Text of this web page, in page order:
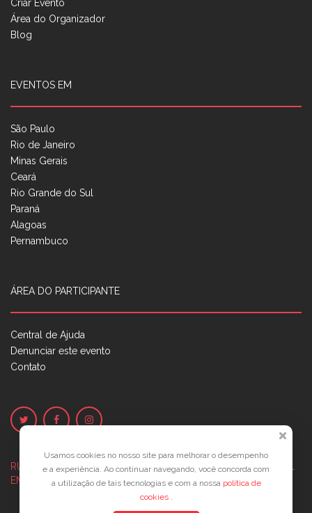
Criar Evento
Área do Organizador
Blog
EVENTOS EM
São Paulo
Rio de Janeiro
Minas Gerais
Ceará
Rio Grande do Sul
Paraná
Alagoas
Pernambuco
ÁREA DO PARTICIPANTE
Central de Ajuda
Denunciar este evento
Contato
RUA JOSÉ PONTES DE MAGALHÃES, 70JATIÚCA, MACEIÓ - AL
EMPRESARIAL JTR, ED. ÍTALIA, SALA 702
Usamos cookies no nosso site para melhorar o desempenho
e a experiência. Ao continuar navegando, você concorda com
a utilização de tais tecnologias e com a nossa política de
cookies .